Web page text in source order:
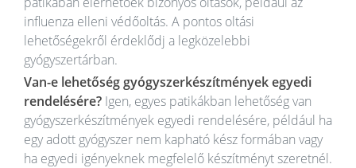
influenza elleni védőoltás. A pontos oltási
lehetőségekről érdeklődj a legközelebbi
gyógyszertárban.
Van-e lehetőség gyógyszerkészítmények egyedi
rendelésére? Igen, egyes patikákban lehetőség van
gyógyszerkészítmények egyedi rendelésére, például ha
egy adott gyógyszer nem kapható kész formában vagy
ha egyedi igényeknek megfelelő készítményt szeretnél.